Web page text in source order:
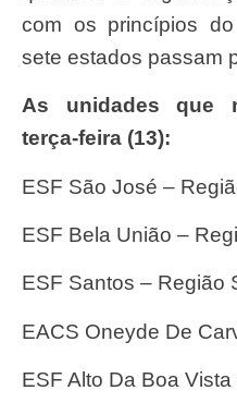
com os princípios
sete estados passam
As unidades que não funcionam nesta
terça-feira (13):
ESF São José –
ESF Bela União –
ESF Santos – Região
EACS Oneyde De
ESF Alto Da Boa